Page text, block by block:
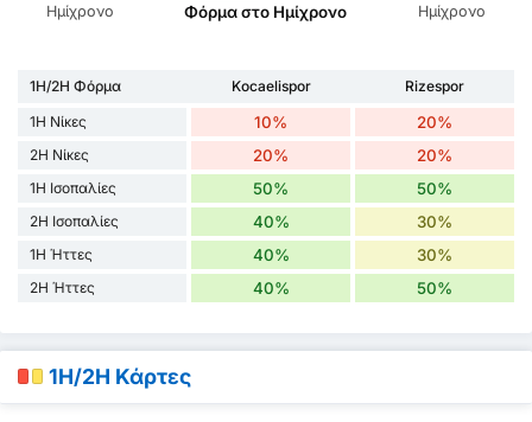
Ημίχρονο
Φόρμα στο Ημίχρονο
Ημίχρονο
1H/2H Φόρμα Kocaelispor
Rizespor
1H Νίκες
10% 20%
2H Νίκες 20% 20%
1H Ισοπαλίες 50% 50%
2H Ισοπαλίες 40% 30%
1H Ήττες 40% 30%
2H Ήττες 40% 50%
1H/2H Κάρτες